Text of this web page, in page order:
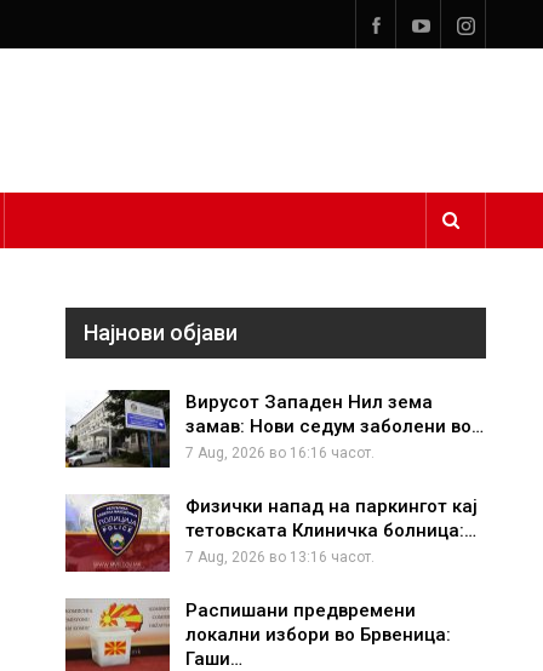
Најнови објави
Вирусот Западен Нил зема
замав: Нови седум заболени во…
7 Aug, 2026 во 16:16 часот.
Физички напад на паркингот кај
тетовската Клиничка болница:…
7 Aug, 2026 во 13:16 часот.
Распишани предвремени
локални избори во Брвеница:
Гаши…